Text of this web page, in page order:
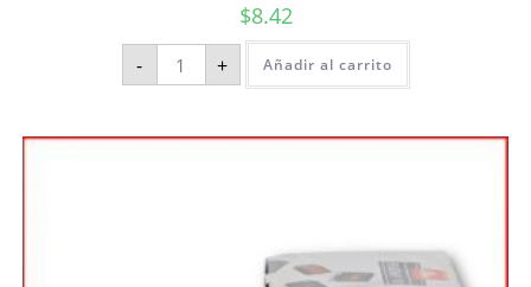
$8.42
- + Añadir al carrito